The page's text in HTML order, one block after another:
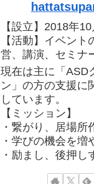
【設立】2018年10
【活動】イベント
営、講演、セミナ
現在は主に「ASD
ン」の方の支援に
しています。
【ミッション】
・繋がり、居場所
・学びの機会を増
・励まし、後押し